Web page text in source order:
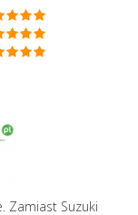
Zamiast Suzuki